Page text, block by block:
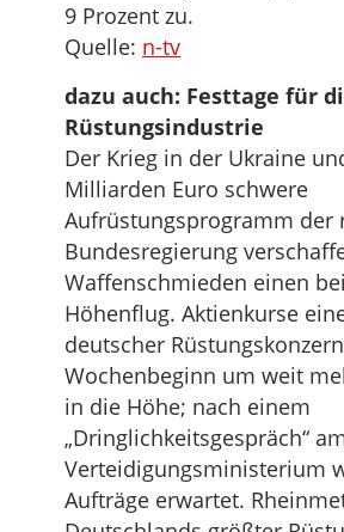
9 Prozent zu.
Quelle: n-tv
dazu auch: Festtage für
Rüstungsindustrie
Der Krieg in der Ukraine
Milliarden Euro schwere
Aufrüstungsprogramm der
Bundesregierung
Waffenschmieden einen
Höhenflug. Aktienkurse
deutscher
Wochenbeginn um weit
in die Höhe; nach einem
„Dringlichkeitsgespräch“
Verteidigungsministerium
Aufträge erwartet.